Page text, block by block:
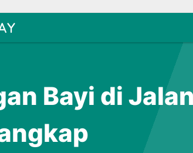
Bayi di Jalan